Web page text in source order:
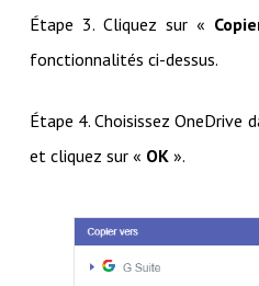
Étape 3. Cliquez sur «
fonctionnalités ci-dessus.
Étape 4. Choisissez
et cliquez sur « OK ».